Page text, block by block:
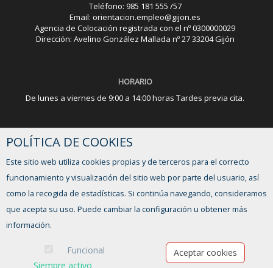
Teléfono: 985 181 555 /57
Email: orientacion.empleo@gijon.es
Agencia de Colocación registrada con el nº 0300000029
Dirección: Avelino González Mallada nº 27 33204 Gijón
HORARIO
De lunes a viernes de 9:00 a 14:00 horas Tardes previa cita.
¿TIENES ALGUNA DUDA?
POLÍTICA DE COOKIES
Este sitio web utiliza cookies propias y de terceros para el correcto
funcionamiento y visualización del sitio web por parte del usuario, así
como la recogida de estadísticas. Si continúa navegando, consideramos
que acepta su uso. Puede cambiar la configuración u obtener más
información.
Funcional
Siempre activo
Aceptar cookies